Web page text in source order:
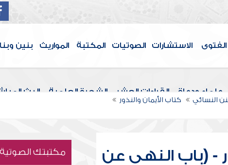
الفتوى الاستشارات الصوتيات المكتبة المواريث بنين
علماء ودعاة القراءات العشر الشجرة العلمية البث
النسائي
كتاب الأيمان والنذور
- (باب النهي عن
مكتبتك الصوتية